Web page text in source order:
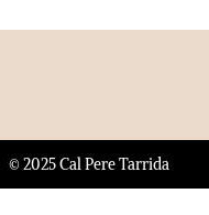
© 2025 Cal Pere Tarrida